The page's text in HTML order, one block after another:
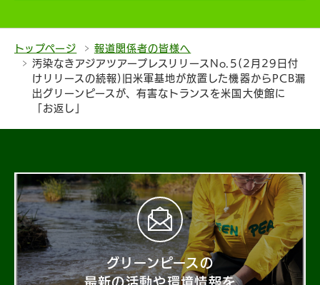
トップページ
報道関係者の皆様へ
汚染なきアジアツアープレスリリースNo.5(2月29日付
けリリースの続報)旧米軍基地が放置した機器からPCB漏
出グリーンピースが、有害なトランスを米国大使館に
「お返し」
グリーンピースの
最新の活動や環境情報を